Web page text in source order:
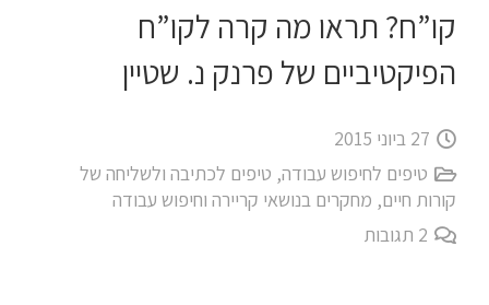
קו”ח? תראו מה קרה לקו”ח
הפיקטיביים של פרנק נ. שטיין
27 ביוני 2015
טיפים לחיפוש עבודה, טיפים לכתיבה ולשליחה של
קורות חיים, מחקרים בנושאי קריירה וחיפוש עבודה
2 תגובות